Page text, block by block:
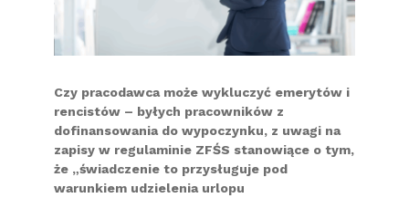
Czy pracodawca może wykluczyć emerytów i
rencistów – byłych pracowników z
dofinansowania do wypoczynku, z uwagi na
zapisy w regulaminie ZFŚS stanowiące o tym,
że „świadczenie to przysługuje pod
warunkiem udzielenia urlopu